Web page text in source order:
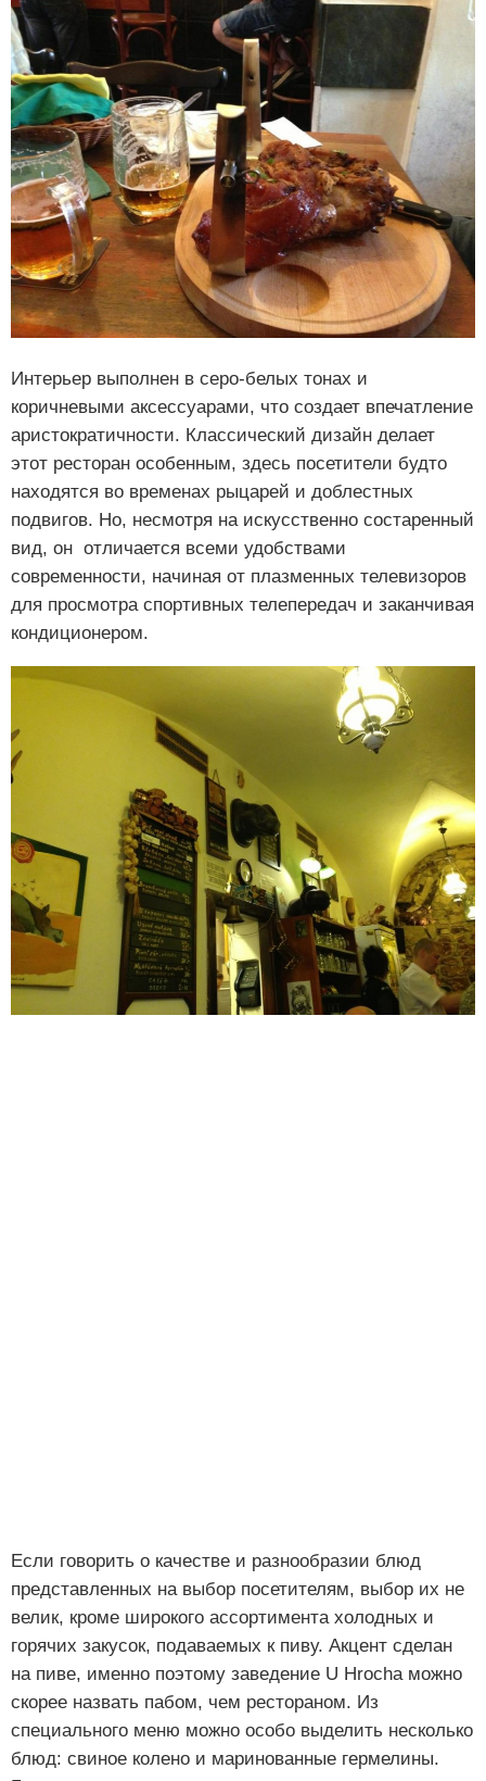
Интерьер выполнен в серо-белых тонах и
коричневыми аксессуарами, что создает впечатление
аристократичности. Классический дизайн делает
этот ресторан особенным, здесь посетители будто
находятся во временах рыцарей и доблестных
подвигов. Но, несмотря на искусственно состаренный
вид, он отличается всеми удобствами
современности, начиная от плазменных телевизоров
для просмотра спортивных телепередач и заканчивая
кондиционером.
Если говорить о качестве и разнообразии блюд
представленных на выбор посетителям, выбор их не
велик, кроме широкого ассортимента холодных и
горячих закусок, подаваемых к пиву. Акцент сделан
на пиве, именно поэтому заведение U Hrocha можно
скорее назвать пабом, чем рестораном. Из
специального меню можно особо выделить несколько
блюд: свиное колено и маринованные гермелины.